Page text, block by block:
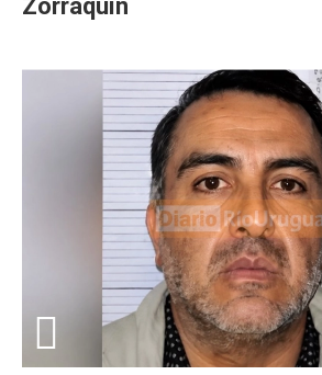
Zorraquín